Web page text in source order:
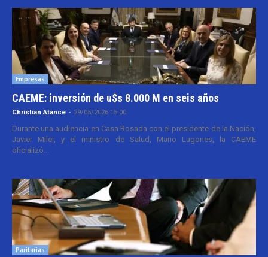
Empresas
CAEME: inversión de u$s 8.000 M en seis años
Christian Atance - 29/05/2026 15:00
Durante una audiencia en Casa Rosada con el presidente de la Nación,
Javier Milei, y el ministro de Salud, Mario Lugones, la CAEME
oficializó...
Paritarias